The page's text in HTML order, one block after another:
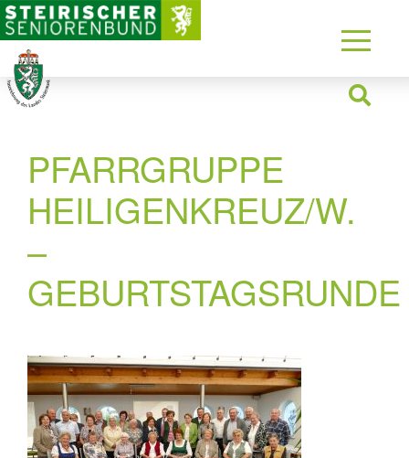
PFARRGRUPPE
HEILIGENKREUZ/W.
–
GEBURTSTAGSRUNDE